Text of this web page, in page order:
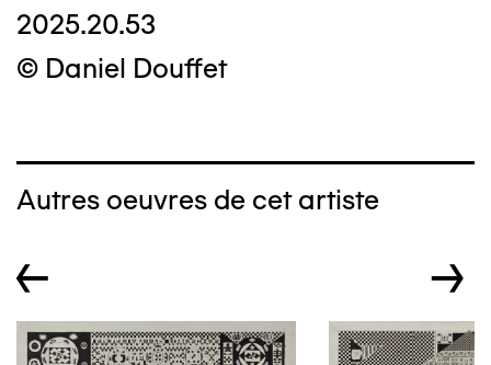
2025.20.53
© Daniel Douffet
Autres oeuvres de cet artiste
← →